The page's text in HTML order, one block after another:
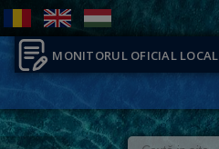
MONITORUL OFICIAL LOCAL